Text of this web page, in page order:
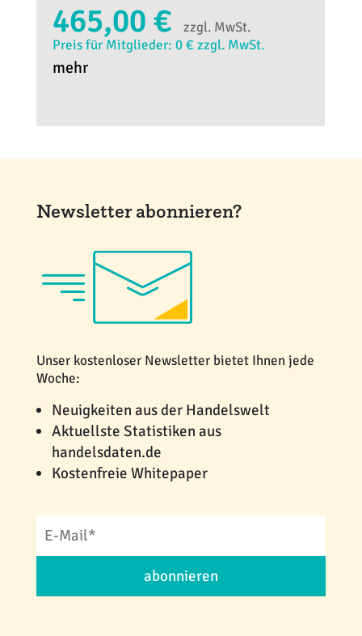
465,00 €
zzgl. MwSt.
Preis für Mitglieder: 0 € zzgl. MwSt.
mehr
Newsletter abonnieren?
Unser kostenloser Newsletter bietet Ihnen jede
Woche:
Neuigkeiten aus der Handelswelt
Aktuellste Statistiken aus
handelsdaten.de
Kostenfreie Whitepaper
abonnieren